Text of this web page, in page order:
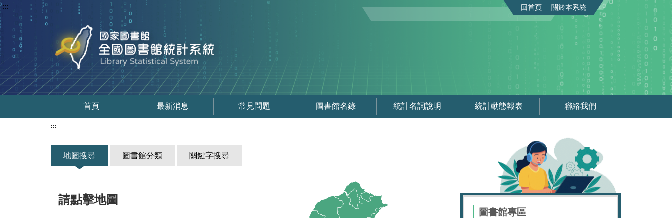
::: 回首頁 關於本系統
首頁 最新消息 常見問題 圖書館名錄 統計名詞說明 統計動態報表 聯絡我們
:::
地圖搜尋 圖書館分類 關鍵字搜尋
請點擊地圖
圖書館專區